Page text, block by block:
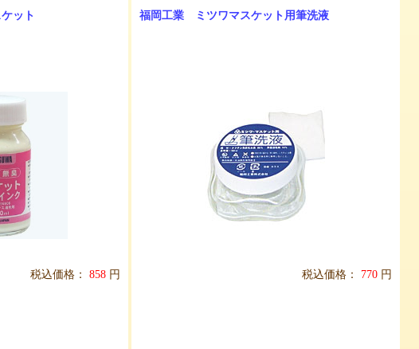
ット
税込価格： 858 円
福岡工業 ミツワマスケット用筆洗液
税込価格： 770 円